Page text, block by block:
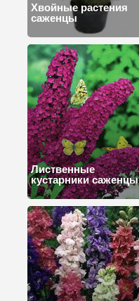
Хвойные растения
саженцы
Лиственные
кустарники саженцы